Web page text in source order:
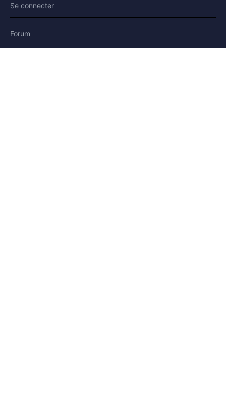
Se connecter
Forum